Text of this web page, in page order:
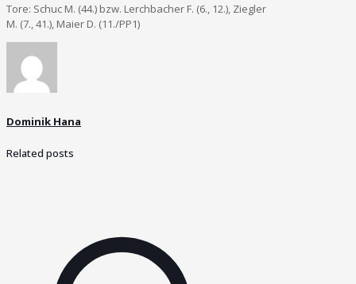
Tore: Schuc M. (44.) bzw. Lerchbacher F. (6., 12.), Ziegler
M. (7., 41.), Maier D. (11./PP1)
Dominik Hana
Related posts